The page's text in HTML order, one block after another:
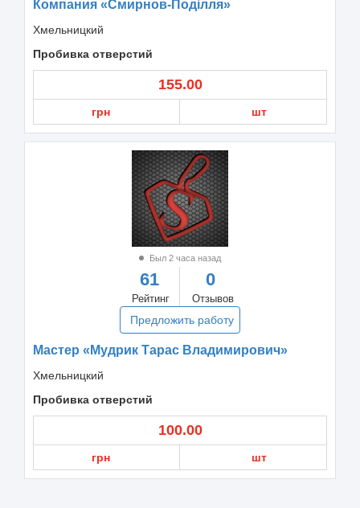
Компания «Смирнов-Поділля»
Хмельницкий
Пробивка отверстий
155.00
грн шт
Был 2 часа назад
61
Рейтинг
0
Отзывов
Предложить работу
Мастер «Мудрик Тарас Владимирович»
Хмельницкий
Пробивка отверстий
100.00
грн шт